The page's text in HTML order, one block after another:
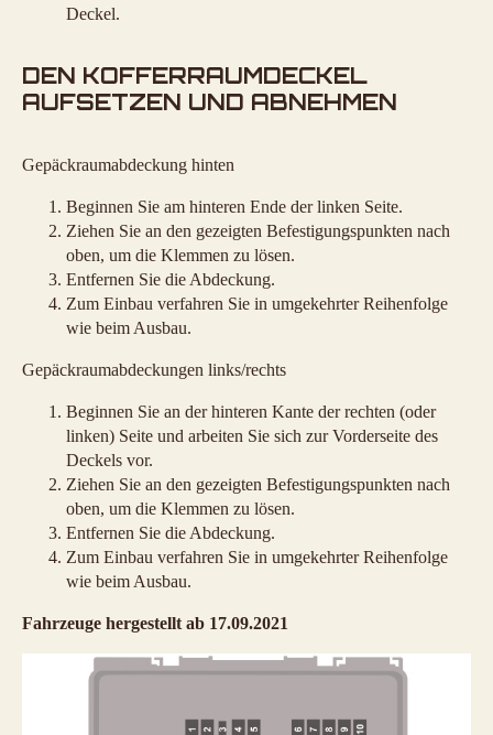
Deckel.
DEN KOFFERRAUMDECKEL
AUFSETZEN UND ABNEHMEN
Gepäckraumabdeckung hinten
Beginnen Sie am hinteren Ende der linken Seite.
Ziehen Sie an den gezeigten Befestigungspunkten nach
oben, um die Klemmen zu lösen.
Entfernen Sie die Abdeckung.
Zum Einbau verfahren Sie in umgekehrter Reihenfolge
wie beim Ausbau.
Gepäckraumabdeckungen links/rechts
Beginnen Sie an der hinteren Kante der rechten (oder
linken) Seite und arbeiten Sie sich zur Vorderseite des
Deckels vor.
Ziehen Sie an den gezeigten Befestigungspunkten nach
oben, um die Klemmen zu lösen.
Entfernen Sie die Abdeckung.
Zum Einbau verfahren Sie in umgekehrter Reihenfolge
wie beim Ausbau.
Fahrzeuge hergestellt ab 17.09.2021